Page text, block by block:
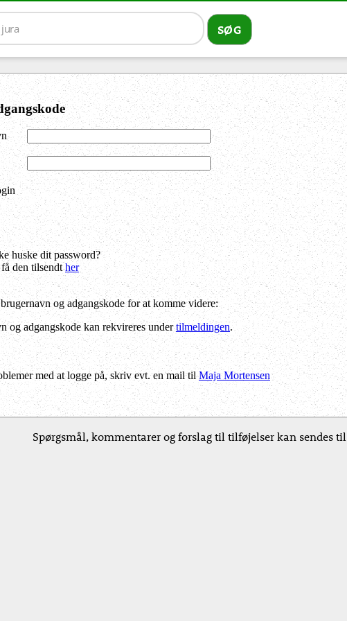
huske dit password?
få den tilsendther
og adgangskode for at komme videre:
og adgangskode kan rekvireres undertilmeldingen.
med at logge på, skriv evt. en mail tilMaja Mortensen
Spørgsmål, kommentarer og forslag til tilføjelser kan sendes til